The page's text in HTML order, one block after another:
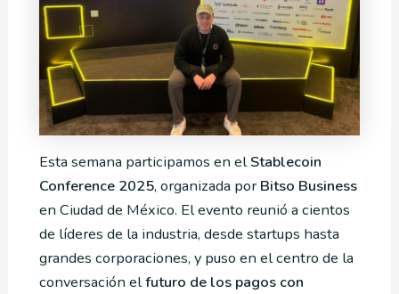
Esta semana participamos en elStablecoin
Conference 2025, organizada porBitso Business
en Ciudad de México. El evento reunió a cientos
de líderes de la industria, desde startups hasta
grandes corporaciones, y puso en el centro de la
conversación elfuturo de los pagos con